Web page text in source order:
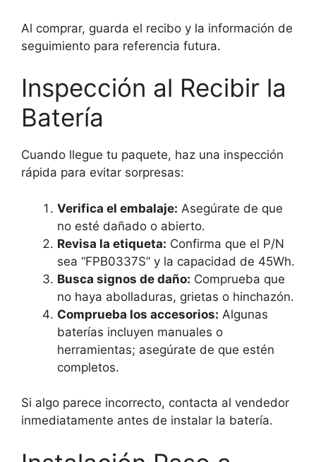
Al comprar, guarda el recibo y la información de
seguimiento para referencia futura.
Inspección al Recibir la
Batería
Cuando llegue tu paquete, haz una inspección
rápida para evitar sorpresas:
Verifica el embalaje: Asegúrate de que
no esté dañado o abierto.
Revisa la etiqueta: Confirma que el P/N
sea “FPB0337S” y la capacidad de 45Wh.
Busca signos de daño: Comprueba que
no haya abolladuras, grietas o hinchazón.
Comprueba los accesorios: Algunas
baterías incluyen manuales o
herramientas; asegúrate de que estén
completos.
Si algo parece incorrecto, contacta al vendedor
inmediatamente antes de instalar la batería.